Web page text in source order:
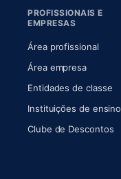
PROFISSIONAIS E
EMPRESAS
Área profissional
Área empresa
Entidades de classe
Instituições de ensino
Clube de Descontos